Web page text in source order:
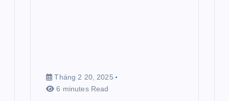
Tháng 2 20, 2025
6 minutes Read